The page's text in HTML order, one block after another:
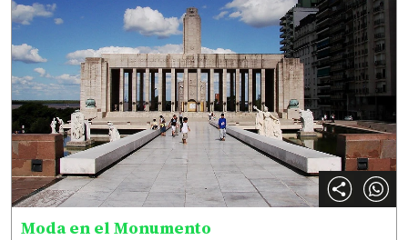
Moda en el Monumento